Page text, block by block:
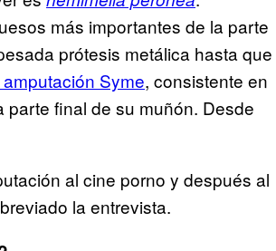
más importantes de la parte
prótesis metálica hasta que
Syme, consistente en
parte final de su muñón. Desde
al cine porno y después al
la entrevista.